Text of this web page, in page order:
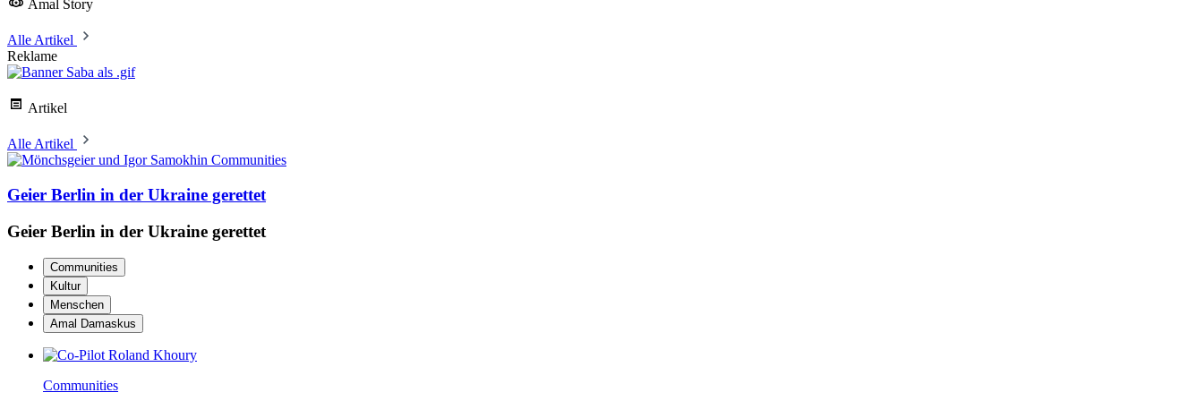
Amal Story
Alle Artikel
Reklame
Artikel
Alle Artikel
Communities
Geier Berlin in der Ukraine gerettet
Geier Berlin in der Ukraine gerettet
Communities
Kultur
Menschen
Amal Damaskus
Communities